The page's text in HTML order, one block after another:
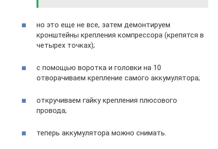
но это еще не все, затем демонтируем
кронштейны крепления компрессора (крепятся в
четырех точках);
с помощью воротка и головки на 10
отворачиваем крепление самого аккумулятора;
откручиваем гайку крепления плюсового
провода;
теперь аккумулятора можно снимать.